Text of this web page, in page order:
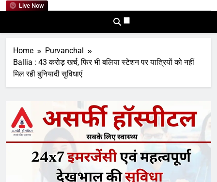
Live Now
Home
Purvanchal
Ballia : 43 करोड़ खर्च, फिर भी बलिया स्टेशन पर यात्रियों को नहीं
मिल रही बुनियादी सुविधाएं